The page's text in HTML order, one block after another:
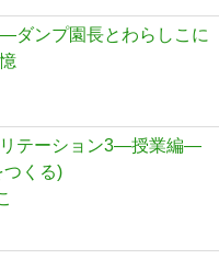
ダンプ園長とわらしこに
リテーション3―授業編―
つくる)